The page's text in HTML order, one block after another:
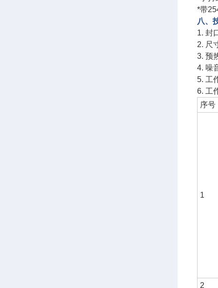
*带
八、
1. 封
2. 尺
3. 预
4. 噪
5. 工
6. 工
序号
1
2